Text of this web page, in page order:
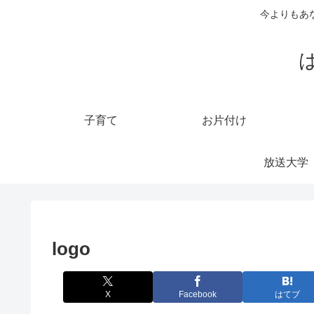
今よりもあ
子育て お片付け
放送大学
logo
X Facebook はてブ